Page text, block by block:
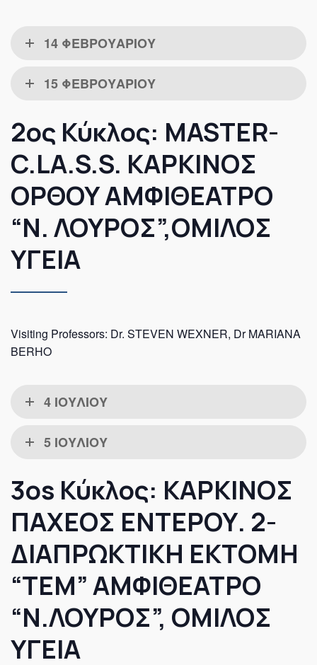
14 ΦΕΒΡΟΥΑΡΙΟΥ
15 ΦΕΒΡΟΥΑΡΙΟΥ
2ος Κύκλος: MASTER-
C.LA.S.S. ΚΑΡΚΙΝΟΣ
ΟΡΘΟΥ ΑΜΦΙΘΕΑΤΡΟ
“Ν. ΛΟΥΡΟΣ”,ΟΜΙΛΟΣ
ΥΓΕΙΑ
Visiting Professors: Dr. STEVEN WEXNER, Dr MARIANA
BERHO
4 ΙΟΥΛΙΟΥ
5 ΙΟΥΛΙΟΥ
3os Κύκλος: ΚΑΡΚΙΝΟΣ
ΠΑΧΕΟΣ ΕΝΤΕΡΟΥ. 2-
ΔΙΑΠΡΩΚΤΙΚΗ ΕΚΤΟΜΗ
“ΤΕΜ” ΑΜΦΙΘΕΑΤΡΟ
“Ν.ΛΟΥΡΟΣ”, ΟΜΙΛΟΣ
ΥΓΕΙΑ